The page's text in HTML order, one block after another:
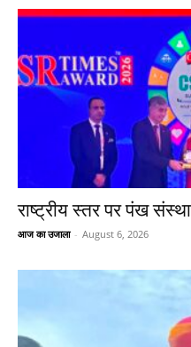
राष्ट्रीय स्तर पर पंख
आज का उजाला - August 6, 2026